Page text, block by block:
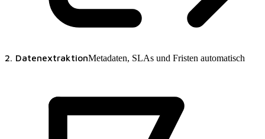
2. DatenextraktionMetadaten, SLAs und Fristen automatisch